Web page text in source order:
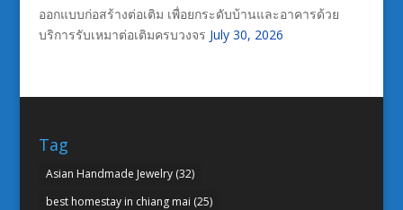
ออกแบบก่อสร้างต่อเติม เพื่อยกระดับบ้านและอาคารด้วย
บริการรับเหมาต่อเติมครบวงจร July 30, 2026
Tag
Asian Handmade Jewelry(32)
best homestay in chiang mai (25)